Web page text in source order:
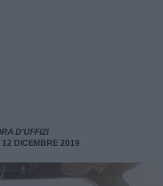
D'UFFIZI
12 DICEMBRE 2019